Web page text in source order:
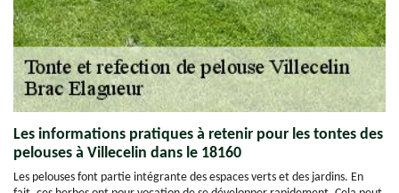
Les informations pratiques à retenir pour les tontes des
pelouses à Villecelin dans le 18160
Les pelouses font partie intégrante des espaces verts et des jardins. En